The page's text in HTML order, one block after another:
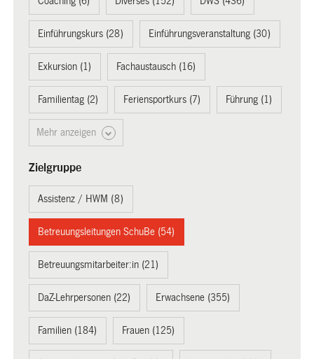
Einführungskurs (28) Einführungsveranstaltung (30)
Exkursion (1) Fachaustausch (16)
Familientag (2) Feriensportkurs (7) Führung (1)
Mehr anzeigen
Zielgruppe
Assistenz / HWM (8)
Betreuungsleitungen SchuBe (54)
Betreuungsmitarbeiter:in (21)
DaZ-Lehrpersonen (22) Erwachsene (355)
Familien (184) Frauen (125)